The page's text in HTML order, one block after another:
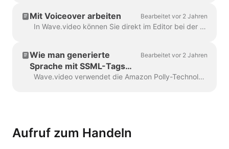
Mit Voiceover arbeiten Bearbeitet vor 2 Jahren
In Wave.video können Sie direkt im Editor bei der Erstellung Ihres Videos einen Voiceover aufnehmen. Klicken Sie auf die Audiospur und wählen Sie Stimme aufnehmen: Voiceover 7...
Wie man generierte
Sprache mit SSML-Tags
anpasst
Bearbeitet vor 2 Jahren
Wave.video verwendet die Amazon Polly-Technologie, um Audiospuren aus Text zu generieren. Manchmal ist das Standard-Ergebnis nicht einwandfrei, und Sie möchten vielleicht...
Aufruf zum Handeln